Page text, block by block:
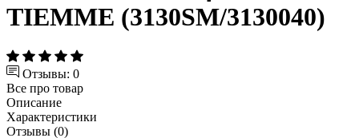
TIEMME (3130SM/3130040)
Отзывы: 0
Все про товар
Описание
Характеристики
Отзывы (0)